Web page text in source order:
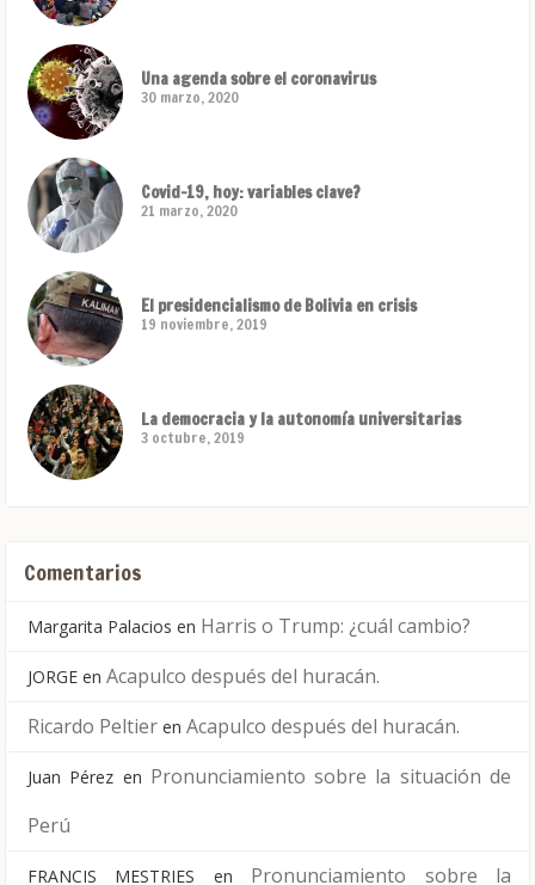
Una agenda sobre el coronavirus
30 marzo, 2020
Covid-19, hoy: variables clave?
21 marzo, 2020
El presidencialismo de Bolivia en crisis
19 noviembre, 2019
La democracia y la autonomía universitarias
3 octubre, 2019
Comentarios
Margarita Palacios en Harris o Trump: ¿cuál cambio?
JORGE en Acapulco después del huracán.
Ricardo Peltier en Acapulco después del huracán.
Juan Pérez en Pronunciamiento sobre la situación de
Perú
FRANCIS MESTRIES en Pronunciamiento sobre la